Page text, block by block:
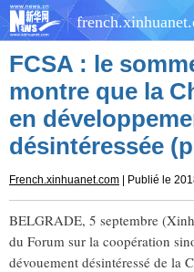
FCSA : le
montre que la
en
désintéressée
French.xinhuanet.com | Publié le
BELGRADE, 5 septembre
du Forum sur la coopération
dévouement désintéressé de la